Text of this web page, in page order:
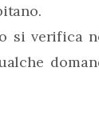
si verifica